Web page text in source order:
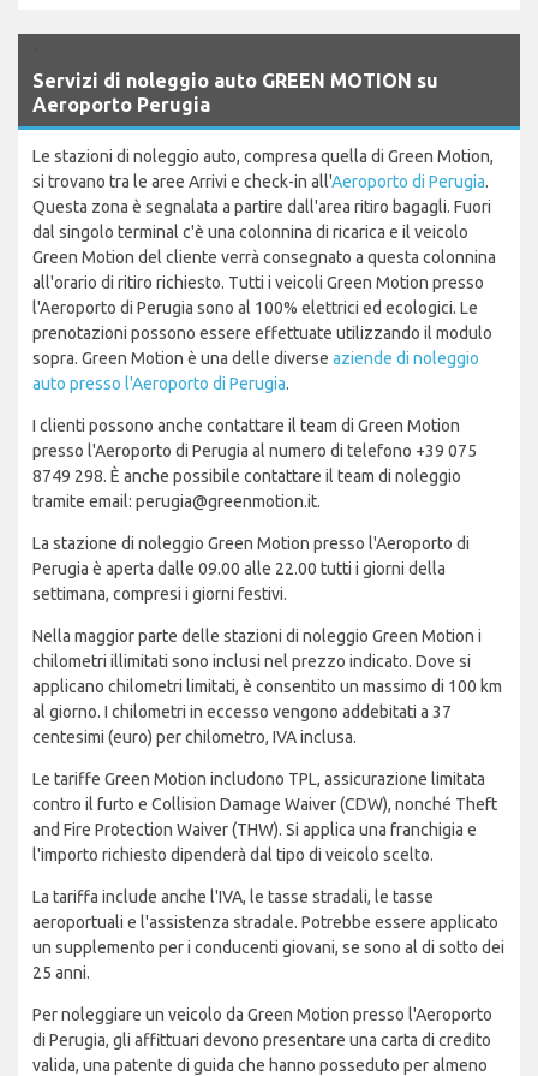
Servizi di noleggio auto GREEN MOTION su
Aeroporto Perugia
Le stazioni di noleggio auto, compresa quella di Green Motion,
si trovano tra le aree Arrivi e check-in all'Aeroporto di Perugia.
Questa zona è segnalata a partire dall'area ritiro bagagli. Fuori
dal singolo terminal c'è una colonnina di ricarica e il veicolo
Green Motion del cliente verrà consegnato a questa colonnina
all'orario di ritiro richiesto. Tutti i veicoli Green Motion presso
l'Aeroporto di Perugia sono al 100% elettrici ed ecologici. Le
prenotazioni possono essere effettuate utilizzando il modulo
sopra. Green Motion è una delle diverse aziende di noleggio
auto presso l'Aeroporto di Perugia.
I clienti possono anche contattare il team di Green Motion
presso l'Aeroporto di Perugia al numero di telefono +39 075
8749 298. È anche possibile contattare il team di noleggio
tramite email: perugia@greenmotion.it.
La stazione di noleggio Green Motion presso l'Aeroporto di
Perugia è aperta dalle 09.00 alle 22.00 tutti i giorni della
settimana, compresi i giorni festivi.
Nella maggior parte delle stazioni di noleggio Green Motion i
chilometri illimitati sono inclusi nel prezzo indicato. Dove si
applicano chilometri limitati, è consentito un massimo di 100 km
al giorno. I chilometri in eccesso vengono addebitati a 37
centesimi (euro) per chilometro, IVA inclusa.
Le tariffe Green Motion includono TPL, assicurazione limitata
contro il furto e Collision Damage Waiver (CDW), nonché Theft
and Fire Protection Waiver (THW). Si applica una franchigia e
l'importo richiesto dipenderà dal tipo di veicolo scelto.
La tariffa include anche l'IVA, le tasse stradali, le tasse
aeroportuali e l'assistenza stradale. Potrebbe essere applicato
un supplemento per i conducenti giovani, se sono al di sotto dei
25 anni.
Per noleggiare un veicolo da Green Motion presso l'Aeroporto
di Perugia, gli affittuari devono presentare una carta di credito
valida, una patente di guida che hanno posseduto per almeno